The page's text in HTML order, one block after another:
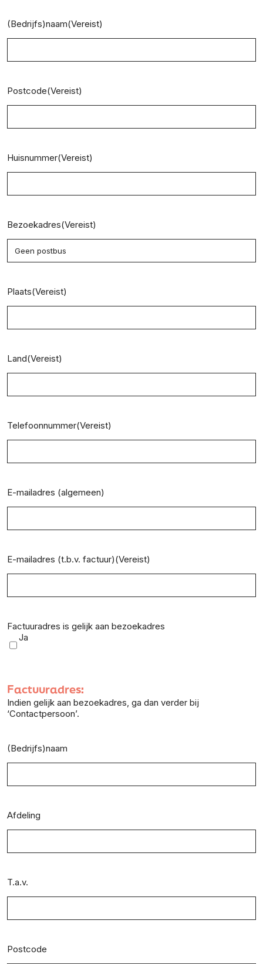
(Bedrijfs)naam(Vereist)
Postcode(Vereist)
Huisnummer(Vereist)
Bezoekadres(Vereist)
Plaats(Vereist)
Land(Vereist)
Telefoonnummer(Vereist)
E-mailadres (algemeen)
E-mailadres (t.b.v. factuur)(Vereist)
Factuuradres is gelijk aan bezoekadres
Ja
Factuuradres:
Indien gelijk aan bezoekadres, ga dan verder bij
‘Contactpersoon’.
(Bedrijfs)naam
Afdeling
T.a.v.
Postcode